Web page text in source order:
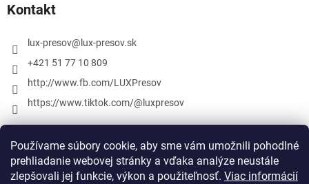
Používame súbory cookie, aby sme vám umožnili pohodlné
prehliadanie webovej stránky a vďaka analýze neustále
zlepšovali jej funkcie, výkon a použiteľnosť. Viac informácií
Kontakt
lux-presov@ lux-presov.sk
+421 51 77 10 809
http://www.fb.com/LUXPresov
https://www.tiktok.com/@luxpresov